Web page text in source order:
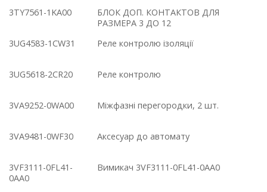
3TY7561-1KA00
БЛОК ДОП. КОНТАКТОВ ДЛЯ
РАЗМЕРА 3 ДO 12
3UG4583-1CW31
Реле контролю ізоляції
3UG5618-2CR20 Реле контролю
3VA9252-0WA00 Міжфазні перегородки, 2 шт.
3VA9481-0WF30 Аксесуар до автомату
3VF3111-0FL41-
0AA0
Вимикач 3VF3111-0FL41-0AA0